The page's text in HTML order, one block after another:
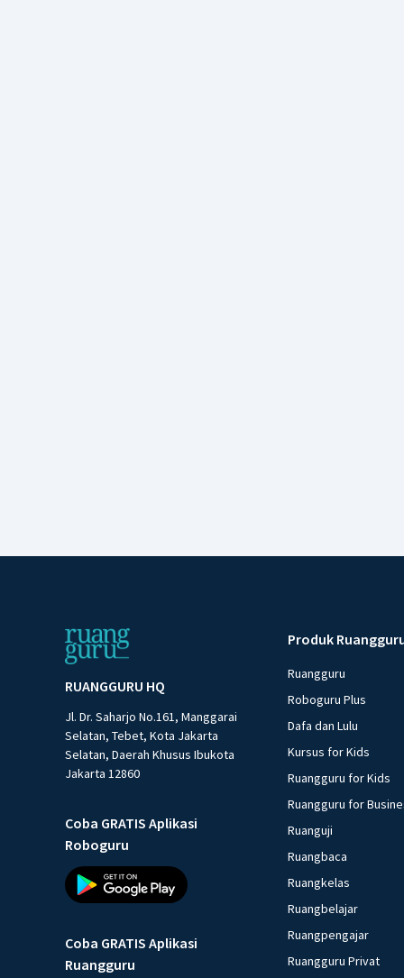
RUANGGURU HQ
Jl. Dr. Saharjo No.161, Manggarai
Selatan, Tebet, Kota Jakarta
Selatan, Daerah Khusus Ibukota
Jakarta 12860
Coba GRATIS Aplikasi
Roboguru
Coba GRATIS Aplikasi
Ruangguru
Produk
Ruangguru
Roboguru Plus
Dafa dan Lulu
Kursus for Kids
Ruangguru for Kids
Ruangguru for
Ruanguji
Ruangbaca
Ruangkelas
Ruangbelajar
Ruangpengajar
Ruangguru Privat